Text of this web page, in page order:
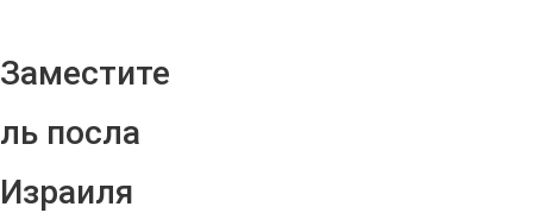
Заместите
ль посла
Израиля